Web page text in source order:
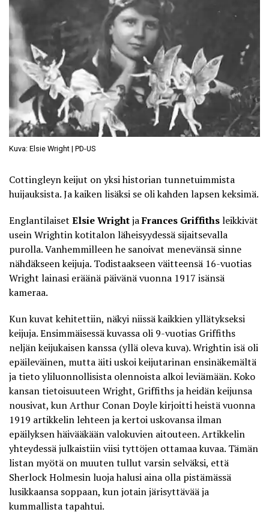
Kuva: Elsie Wright | PD-US
Cottingleyn keijut on yksi historian tunnetuimmista
huijauksista. Ja kaiken lisäksi se oli kahden lapsen keksimä.
Englantilaiset Elsie WrightjaFrances Griffithsleikkivät
usein Wrightin kotitalon läheisyydessä sijaitsevalla
purolla. Vanhemmilleen he sanoivat menevänsä sinne
nähdäkseen keijuja. Todistaakseen väitteensä 16-vuotias
Wright lainasi eräänä päivänä vuonna 1917 isänsä
kameraa.
Kun kuvat kehitettiin, näkyi niissä kaikkien yllätykseksi
keijuja. Ensimmäisessä kuvassa oli 9-vuotias Griffiths
neljän keijukaisen kanssa (yllä oleva kuva). Wrightin isä oli
epäileväinen, mutta äiti uskoi keijutarinan ensinäkemältä
ja tieto yliluonnollisista olennoista alkoi leviämään. Koko
kansan tietoisuuteen Wright, Griffiths ja heidän keijunsa
nousivat, kun Arthur Conan Doyle kirjoitti heistä vuonna
1919 artikkelin lehteen ja kertoi uskovansa ilman
epäilyksen häivääkään valokuvien aitouteen. Artikkelin
yhteydessä julkaistiin viisi tyttöjen ottamaa kuvaa. Tämän
listan myötä on muuten tullut varsin selväksi, että
Sherlock Holmesin luoja halusi aina olla pistämässä
lusikkaansa soppaan, kun jotain järisyttävää ja
kummallista tapahtui.